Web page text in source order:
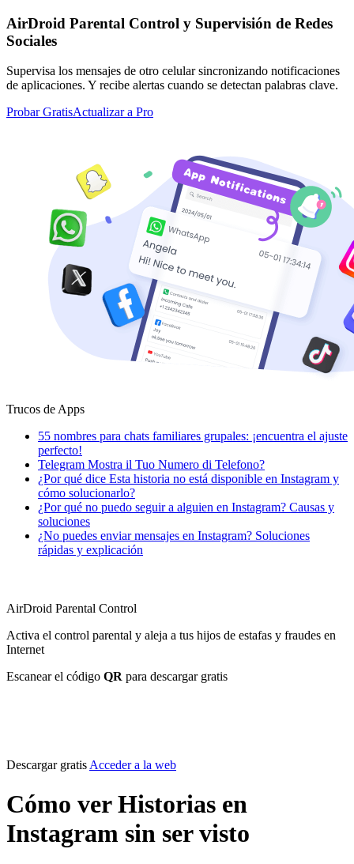
AirDroid Parental Control y Supervisión de Redes
Sociales
Supervisa los mensajes de otro celular sincronizando notificaciones
de aplicaciones. Y recibe alertas cuando se detectan palabras clave.
Probar GratisActualizar a Pro
Trucos de Apps
55 nombres para chats familiares grupales: ¡encuentra el ajuste
perfecto!
Telegram Mostra il Tuo Numero di Telefono?
¿Por qué dice Esta historia no está disponible en Instagram y
cómo solucionarlo?
¿Por qué no puedo seguir a alguien en Instagram? Causas y
soluciones
¿No puedes enviar mensajes en Instagram? Soluciones
rápidas y explicación
AirDroid Parental Control
Activa el control parental y aleja a tus hijos de estafas y fraudes en
Internet
Escanear el código QR para descargar gratis
Descargar gratisAcceder a la web
Cómo ver Historias en
Instagram sin ser visto